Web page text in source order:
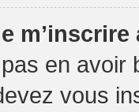
en avoir
vous